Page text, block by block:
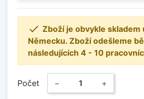
 Zboží je obvykle skladem
Německu. Zboží odešleme
následujících 4 - 10
Počet − +